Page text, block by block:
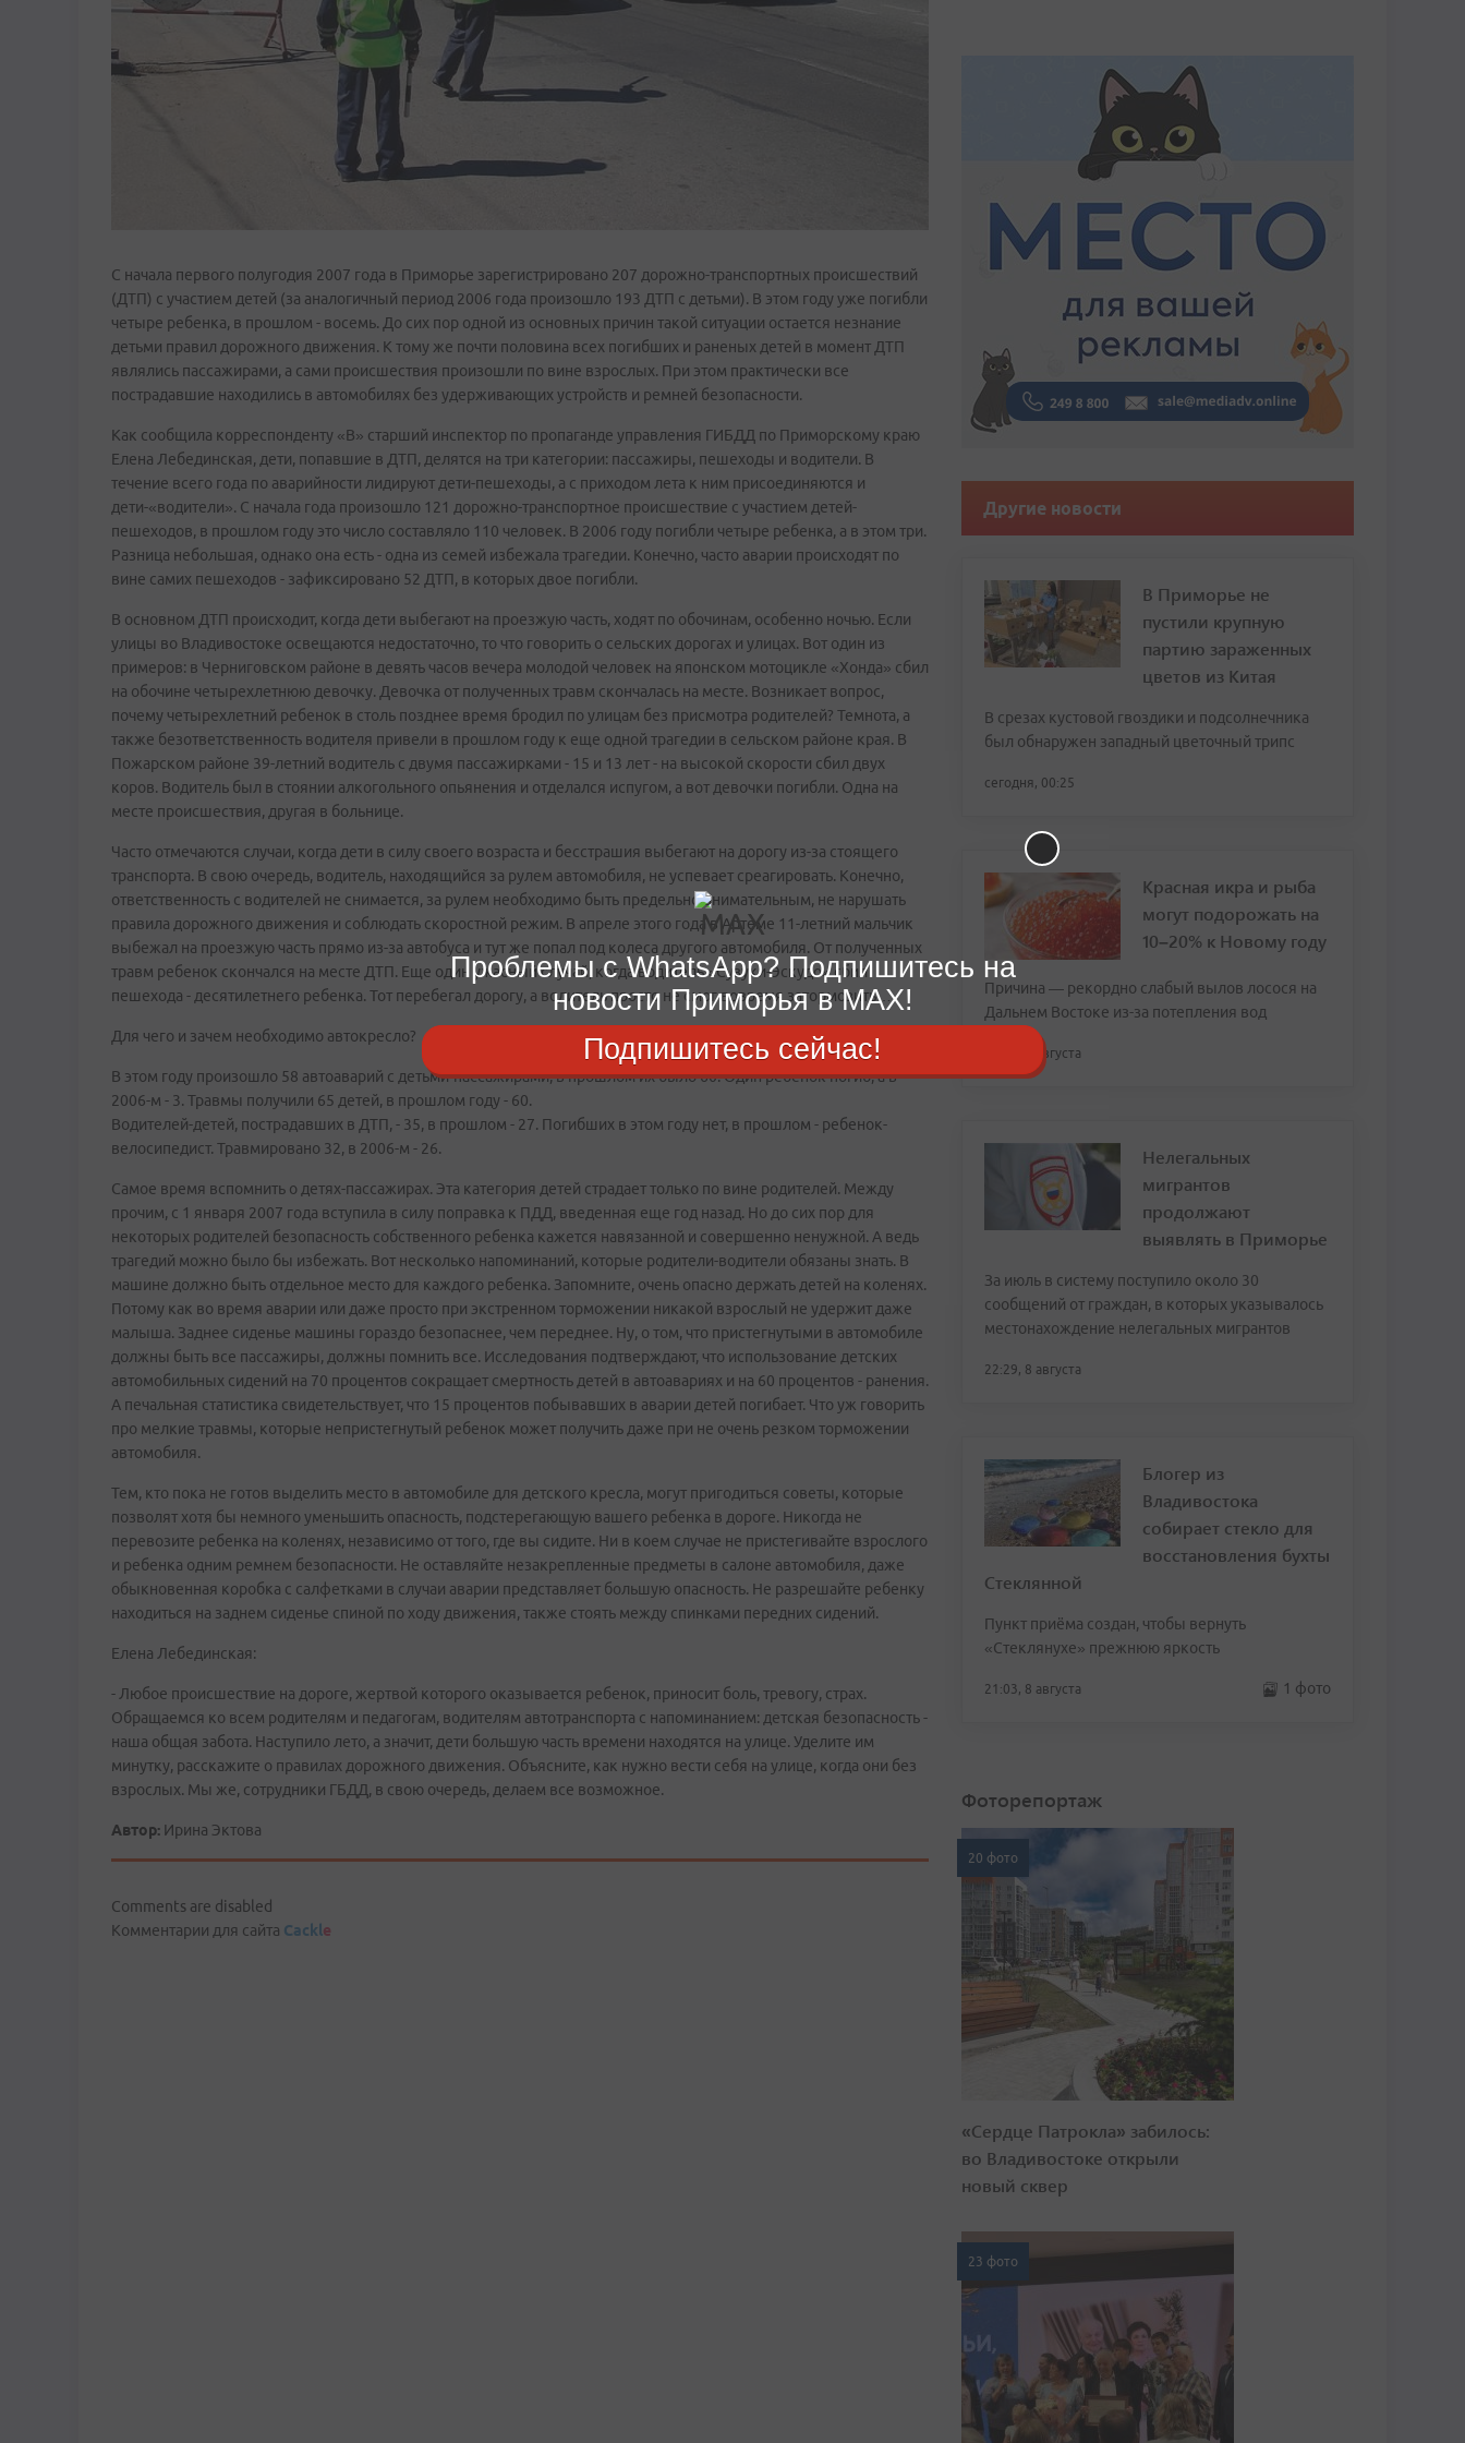
С начала первого полугодия 2007 года в Приморье зарегистрировано 207 дорожно-транспортных происшествий
(ДТП) с участием детей (за аналогичный период 2006 года произошло 193 ДТП с детьми). В этом году уже погибли
четыре ребенка, в прошлом - восемь. До сих пор одной из основных причин такой ситуации остается незнание
детьми правил дорожного движения. К тому же почти половина всех погибших и раненых детей в момент ДТП
являлись пассажирами, а сами происшествия произошли по вине взрослых. При этом практически все
пострадавшие находились в автомобилях без удерживающих устройств и ремней безопасности.
Как сообщила корреспонденту «В» старший инспектор по пропаганде управления ГИБДД по Приморскому краю
Елена Лебединская, дети, попавшие в ДТП, делятся на три категории: пассажиры, пешеходы и водители. В
течение всего года по аварийности лидируют дети-пешеходы, а с приходом лета к ним присоединяются и
дети-«водители». С начала года произошло 121 дорожно-транспортное происшествие с участием детей-
пешеходов, в прошлом году это число составляло 110 человек. В 2006 году погибли четыре ребенка, а в этом три.
Разница небольшая, однако она есть - одна из семей избежала трагедии. Конечно, часто аварии происходят по
вине самих пешеходов - зафиксировано 52 ДТП, в которых двое погибли.
В основном ДТП происходит, когда дети выбегают на проезжую часть, ходят по обочинам, особенно ночью. Если
улицы во Владивостоке освещаются недостаточно, то что говорить о сельских дорогах и улицах. Вот один из
примеров: в Черниговском районе в девять часов вечера молодой человек на японском мотоцикле «Хонда» сбил
на обочине четырехлетнюю девочку. Девочка от полученных травм скончалась на месте. Возникает вопрос,
почему четырехлетний ребенок в столь позднее время бродил по улицам без присмотра родителей? Темнота, а
также безответственность водителя привели в прошлом году к еще одной трагедии в сельском районе края. В
Пожарском районе 39-летний водитель с двумя пассажирками - 15 и 13 лет - на высокой скорости сбил двух
коров. Водитель был в стоянии алкогольного опьянения и отделался испугом, а вот девочки погибли. Одна на
месте происшествия, другая в больнице.
Часто отмечаются случаи, когда дети в силу своего возраста и бесстрашия выбегают на дорогу из-за стоящего
транспорта. В свою очередь, водитель, находящийся за рулем автомобиля, не успевает среагировать. Конечно,
ответственность с водителей не снимается, за рулем необходимо быть предельно внимательным, не нарушать
правила дорожного движения и соблюдать скоростной режим. В апреле этого года в Артеме 11-летний мальчик
выбежал на проезжую часть прямо из-за автобуса и тут же попал под колеса другого автомобиля. От полученных
травм ребенок скончался на месте ДТП. Еще один ужасный случай, когда водитель «Сузуки-Эскудо» сбил
пешехода - десятилетнего ребенка. Тот перебегал дорогу, а водитель просто не смог вовремя затормозить…
Для чего и зачем необходимо автокресло?
В этом году произошло 58 автоаварий с детьми-пассажирами, в прошлом их было 60. Один ребенок погиб, а в
2006-м - 3. Травмы получили 65 детей, в прошлом году - 60.
Водителей-детей, пострадавших в ДТП, - 35, в прошлом - 27. Погибших в этом году нет, в прошлом - ребенок-
велосипедист. Травмировано 32, в 2006-м - 26.
Самое время вспомнить о детях-пассажирах. Эта категория детей страдает только по вине родителей. Между
прочим, с 1 января 2007 года вступила в силу поправка к ПДД, введенная еще год назад. Но до сих пор для
некоторых родителей безопасность собственного ребенка кажется навязанной и совершенно ненужной. А ведь
трагедий можно было бы избежать. Вот несколько напоминаний, которые родители-водители обязаны знать. В
машине должно быть отдельное место для каждого ребенка. Запомните, очень опасно держать детей на коленях.
Потому как во время аварии или даже просто при экстренном торможении никакой взрослый не удержит даже
малыша. Заднее сиденье машины гораздо безопаснее, чем переднее. Ну, о том, что пристегнутыми в автомобиле
должны быть все пассажиры, должны помнить все. Исследования подтверждают, что использование детских
автомобильных сидений на 70 процентов сокращает смертность детей в автоавариях и на 60 процентов - ранения.
А печальная статистика свидетельствует, что 15 процентов побывавших в аварии детей погибает. Что уж говорить
про мелкие травмы, которые непристегнутый ребенок может получить даже при не очень резком торможении
автомобиля.
Тем, кто пока не готов выделить место в автомобиле для детского кресла, могут пригодиться советы, которые
позволят хотя бы немного уменьшить опасность, подстерегающую вашего ребенка в дороге. Никогда не
перевозите ребенка на коленях, независимо от того, где вы сидите. Ни в коем случае не пристегивайте взрослого
и ребенка одним ремнем безопасности. Не оставляйте незакрепленные предметы в салоне автомобиля, даже
обыкновенная коробка с салфетками в случаи аварии представляет большую опасность. Не разрешайте ребенку
находиться на заднем сиденье спиной по ходу движения, также стоять между спинками передних сидений.
Елена Лебединская:
- Любое происшествие на дороге, жертвой которого оказывается ребенок, приносит боль, тревогу, страх.
Обращаемся ко всем родителям и педагогам, водителям автотранспорта с напоминанием: детская безопасность -
наша общая забота. Наступило лето, а значит, дети большую часть времени находятся на улице. Уделите им
минутку, расскажите о правилах дорожного движения. Объясните, как нужно вести себя на улице, когда они без
взрослых. Мы же, сотрудники ГБДД, в свою очередь, делаем все возможное.
Автор: Ирина Эктова
Comments are disabled
Комментарии для сайта Cackle
Другие новости
В Приморье не
пустили крупную
партию зараженных
цветов из Китая
В срезах кустовой гвоздики и подсолнечника
был обнаружен западный цветочный трипс
сегодня, 00:25
Красная икра и рыба
могут подорожать на
10–20% к Новому году
Причина — рекордно слабый вылов лосося на
Дальнем Востоке из-за потепления вод
23:43, 8 августа
Нелегальных
мигрантов
продолжают
выявлять в Приморье
За июль в систему поступило около 30
сообщений от граждан, в которых указывалось
местонахождение нелегальных мигрантов
22:29, 8 августа
Блогер из
Владивостока
собирает стекло для
восстановления бухты
Стеклянной
Пункт приёма создан, чтобы вернуть
«Стеклянухе» прежнюю яркость
21:03, 8 августа 1 фото
Фоторепортаж
20 фото
«Сердце Патрокла» забилось:
во Владивостоке открыли
новый сквер
23 фото
Проблемы с WhatsApp? Подпишитесь на
новости Приморья в MAX!
Подпишитесь сейчас!